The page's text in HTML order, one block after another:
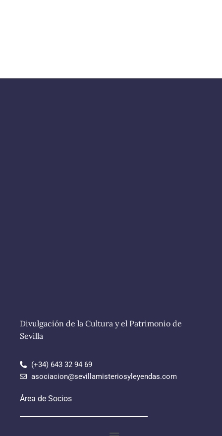
Divulgación de la Cultura y el Patrimonio de
Sevilla
(+34) 643 32 94 69
asociacion@sevillamisteriosyleyendas.com
Área de Socios
Menú